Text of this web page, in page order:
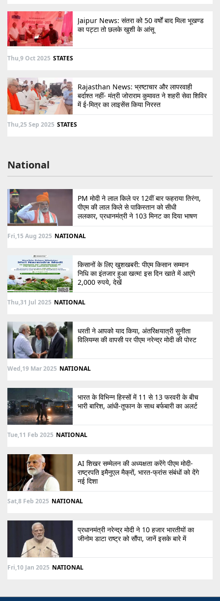
Jaipur News: संतरा को 50 वर्षों बाद मिला भूखण्ड
का पट्टा तो छलके खुशी के आंसू
Thu,9 Oct 2025 STATES
Rajasthan News: भ्रष्टाचार और लापरवाही
बर्दाश्त नहीं- मंत्री जोराराम कुमावत ने शहरी सेवा शिविर
में ई-मित्र का लाइसेंस किया निरस्त
Thu,25 Sep 2025 STATES
National
PM मोदी ने लाल किले पर 12वीं बार फहराया तिरंगा,
पीएम की लाल किले से पाकिस्तान को सीधी
ललकार, प्रधानमंत्री ने 103 मिनट का दिया भाषण
Fri,15 Aug 2025 NATIONAL
किसानों के लिए खुशखबरी: पीएम किसान सम्मान
निधि का इंतजार हुआ खत्म! इस दिन खाते में आएंगे
2,000 रुपये, देखें
Thu,31 Jul 2025 NATIONAL
धरती ने आपको याद किया, अंतरिक्षयात्री सुनीता
विलियम्स की वापसी पर पीएम नरेन्द्र मोदी की पोस्ट
Wed,19 Mar 2025 NATIONAL
भारत के विभिन्न हिस्सों में 11 से 13 फरवरी के बीच
भारी बारिश, आंधी-तूफान के साथ बर्फबारी का अलर्ट
Tue,11 Feb 2025 NATIONAL
AI शिखर सम्मेलन की अध्यक्षता करेंगे पीएम मोदी-
राष्ट्रपति इमैनुएल मैक्रों, भारत-फ्रांस संबंधों को देंगे
नई दिशा
Sat,8 Feb 2025 NATIONAL
प्रधानमंत्री नरेन्द्र मोदी ने 10 हजार भारतीयों का
जीनोम डाटा राष्ट्र को सौंपा, जानें इसके बारे में
Fri,10 Jan 2025 NATIONAL